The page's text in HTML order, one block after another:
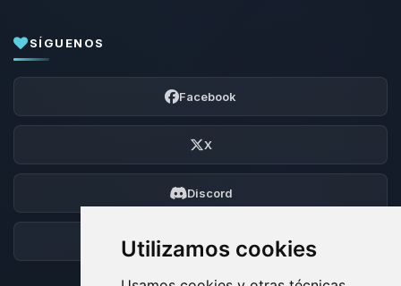
Utilizamos cookies
SÍGUENOS
Facebook
X
Discord
Foro